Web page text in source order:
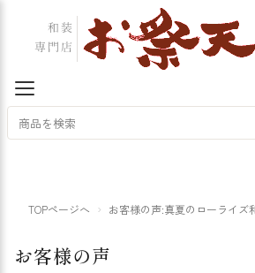
TOPページへ お客様の声:真夏のローライズ
お客様の声